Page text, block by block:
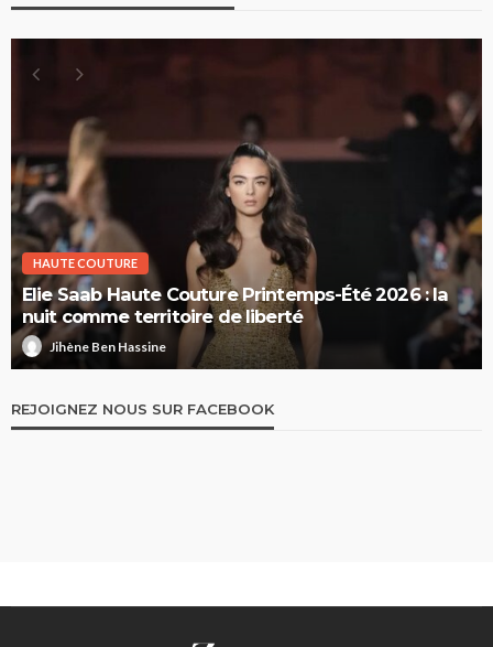
HAUTE COUTURE
Elie Saab Haute Couture Printemps-Été 2026 : la
nuit comme territoire de liberté
Jihène Ben Hassine
REJOIGNEZ NOUS SUR FACEBOOK